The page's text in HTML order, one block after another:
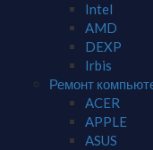
Intel
AMD
DEXP
Irbis
Ремонт
ACER
APPLE
ASUS